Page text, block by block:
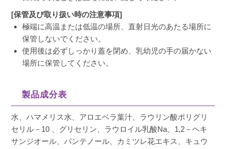
[保管及び取り扱い時の注意事項]
極端に高温または低温の場所、直射日光のあたる場所に
保管しないでください。
使用後は必ずしっかり蓋を閉め、乳幼児の手の届かない
場所に保管してください。
製品成分表
水、ハマメリス水、アロエベラ葉汁、ラウリン酸ポリグリ
セリル－10 、グリセリン、ラウロイル乳酸Na、1,2－ヘキ
サンジオール、パンテノール、カミツレ花エキス、キュウ